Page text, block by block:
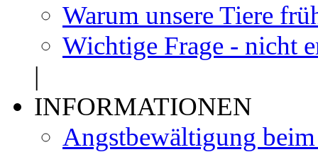
Warum unsere Tiere
Wichtige Frage - nicht
|
INFORMATIONEN
Angstbewältigung